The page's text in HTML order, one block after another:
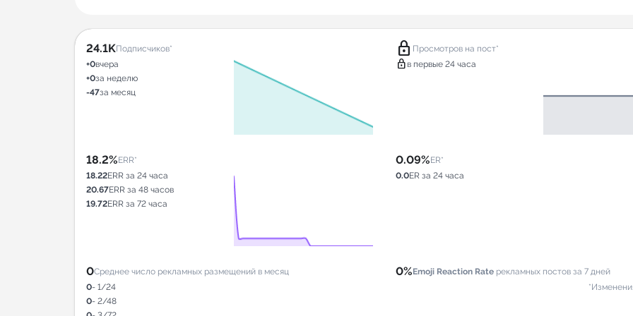
24.1KПодписчиков*
+0вчера
+0за неделю
-47за месяц
lock Просмотров на пост*
lock в первые 24 часа
18.2%ERR*
18.22ERR за 24 часа
20.67ERR за 48 часов
19.72ERR за 72 часа
0.09%ER*
0.0ER за 24 часа
0Среднее число рекламных размещений в месяц
0- 1/24
0- 2/48
0%Emoji Reaction Rate рекламных постов за 7 дней